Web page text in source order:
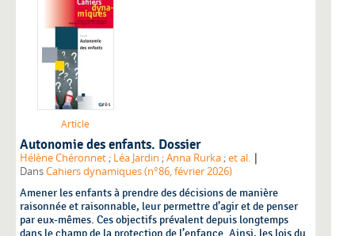
Article
Autonomie des enfants. Dossier
Hélène Chéronnet ; Léa Jardin ;Anna Rurka ;et al. |
DansCahiers dynamiques (n°86, février 2026)
Amener les enfants à prendre des décisions de manière
raisonnée et raisonnable, leur permettre d’agir et de penser
par eux-mêmes. Ces objectifs prévalent depuis longtemps
dans le champ de la protection de l’enfance. Ainsi, les lois du